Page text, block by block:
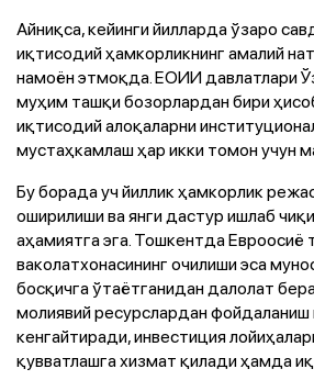
Айниқса, кейинги йилларда ўзаро
иқтисодий ҳамкорликнинг амалий
намоён этмоқда. ЕОИИ давлатлари
муҳим ташқи бозорлардан бири
иқтисодий алоқаларни
мустаҳкамлаш ҳар икки томон учун
Бу борада уч йиллик ҳамкорлик
оширилиши ва янги дастур ишлаб
аҳамиятга эга. Тошкентда Евроосиё
ваколатхонасининг очилиши эса
босқичга ўтаётганидан далолат
молиявий ресурслардан фойдаланиш
кенгайтиради, инвестиция
қувватлашга хизмат қилади ҳамда